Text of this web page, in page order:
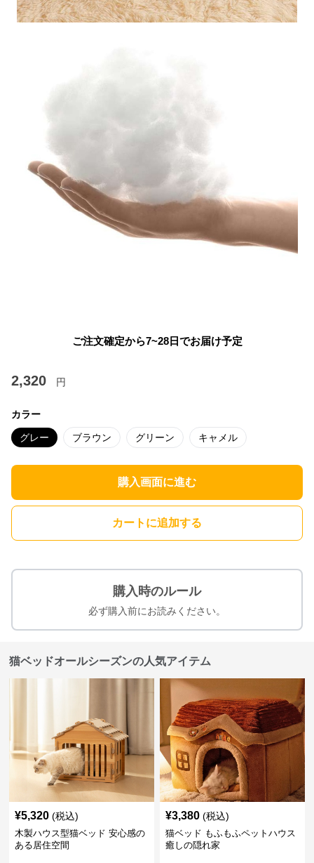
ご注文確定から7~28日でお届け予定
2,320 円
カラー
グレー ブラウン グリーン キャメル
購入画面に進む
カートに追加する
購入時のルール
必ず購入前にお読みください。
猫ベッドオールシーズンの人気アイテム
¥5,320 (税込)
木製ハウス型猫ベッド 安心感の
ある居住空間
¥3,380 (税込)
猫ベッド もふもふペットハウス
癒しの隠れ家